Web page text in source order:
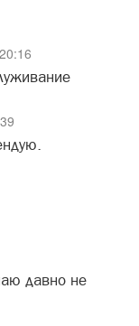
давно не